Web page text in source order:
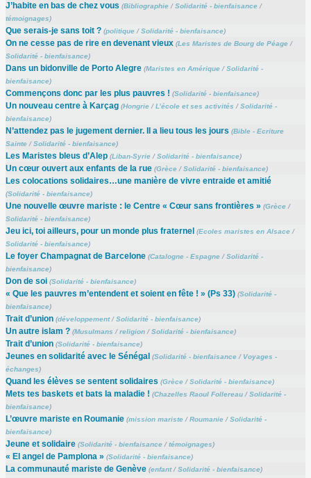
J’habite en bas de chez vous (Bibliographie/Solidarité - bienfaisance/
témoignages)
Que serais-je sans toit ? (politique/Solidarité - bienfaisance)
On ne cesse pas de rire en devenant vieux (Les Maristes de Bourg de Péage/
Solidarité - bienfaisance)
Dans un bidonville de Porto Alegre (Maristes en Amérique/Solidarité -
bienfaisance)
Commençons donc par les plus pauvres ! (Solidarité - bienfaisance)
Un nouveau centre à Karçag (Hongrie/L’école et ses activités /Solidarité -
bienfaisance)
N’attendez pas le jugement dernier. Il a lieu tous les jours (Bible - Ecriture
Sainte/Solidarité - bienfaisance)
Les Maristes bleus d’Alep (Liban-Syrie/Solidarité - bienfaisance)
Un cœur ouvert aux enfants de la rue (Grèce/Solidarité - bienfaisance)
Les colocations solidaires…une manière de vivre entraide et amitié
(Solidarité - bienfaisance)
Une nouvelle œuvre mariste : le Centre « Cœur sans frontières » (Grèce/
Solidarité - bienfaisance)
Jeu ici, toi ailleurs, pour un monde plus fraternel (Ecoles maristes en Alsace/
Solidarité - bienfaisance)
Le foyer Champagnat de Barcelone (Catalogne - Espagne/Solidarité -
bienfaisance)
Don de soi (Solidarité - bienfaisance)
« Que les pauvres m’entendent et soient en fête ! » (Ps 33) (Solidarité -
bienfaisance)
Trait d’union (développement/Solidarité - bienfaisance)
Un autre islam ? (Musulmans /religion/Solidarité - bienfaisance)
Trait d’union (Solidarité - bienfaisance)
Jeunes en solidarité avec le Sénégal (Solidarité - bienfaisance/ Voyages -
échanges)
Quand les élèves se sentent solidaires (Grèce/Solidarité - bienfaisance)
Mets tes baskets et bats la maladie ! (Chazelles Raoul Follereau/Solidarité -
bienfaisance)
L’œuvre mariste en Roumanie (mission mariste/Roumanie/Solidarité -
bienfaisance)
Jeune et solidaire (Solidarité - bienfaisance/témoignages)
« El angel de Pamplona » (Solidarité - bienfaisance)
La communauté mariste de Genève (enfant/Solidarité - bienfaisance)